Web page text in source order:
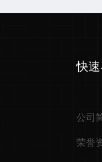
快
公司
荣誉